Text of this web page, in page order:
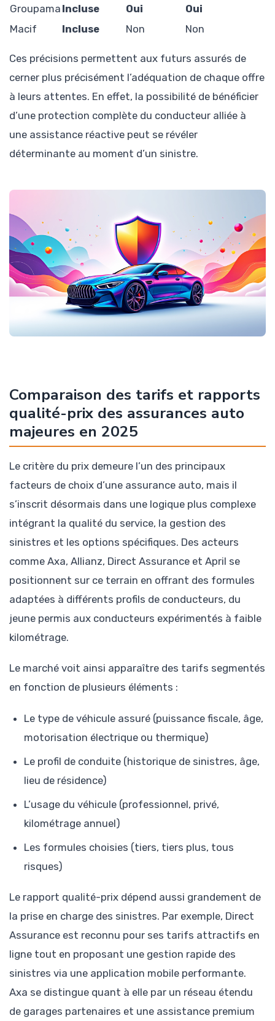
Groupama Incluse Oui
Oui
Macif
Incluse Non Non
Ces précisions permettent aux futurs assurés de
cerner plus précisément l’adéquation de chaque offre
à leurs attentes. En effet, la possibilité de bénéficier
d’une protection complète du conducteur alliée à
une assistance réactive peut se révéler
déterminante au moment d’un sinistre.
Comparaison des tarifs et rapports
qualité-prix des assurances auto
majeures en 2025
Le critère du prix demeure l’un des principaux
facteurs de choix d’une assurance auto, mais il
s’inscrit désormais dans une logique plus complexe
intégrant la qualité du service, la gestion des
sinistres et les options spécifiques. Des acteurs
comme Axa, Allianz, Direct Assurance et April se
positionnent sur ce terrain en offrant des formules
adaptées à différents profils de conducteurs, du
jeune permis aux conducteurs expérimentés à faible
kilométrage.
Le marché voit ainsi apparaître des tarifs segmentés
en fonction de plusieurs éléments :
Le type de véhicule assuré (puissance fiscale, âge,
motorisation électrique ou thermique)
Le profil de conduite (historique de sinistres, âge,
lieu de résidence)
L’usage du véhicule (professionnel, privé,
kilométrage annuel)
Les formules choisies (tiers, tiers plus, tous
risques)
Le rapport qualité-prix dépend aussi grandement de
la prise en charge des sinistres. Par exemple, Direct
Assurance est reconnu pour ses tarifs attractifs en
ligne tout en proposant une gestion rapide des
sinistres via une application mobile performante.
Axa se distingue quant à elle par un réseau étendu
de garages partenaires et une assistance premium